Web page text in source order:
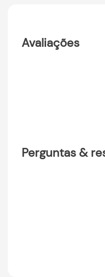
Avaliações
Perguntas &